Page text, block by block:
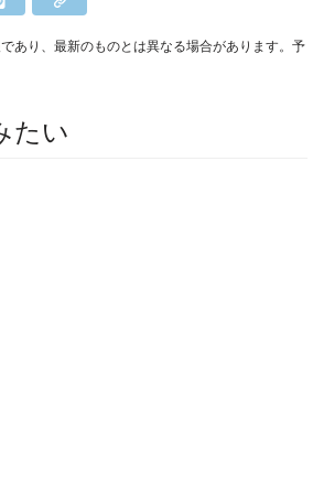
あり、最新のものとは異なる場合があります。予
たい